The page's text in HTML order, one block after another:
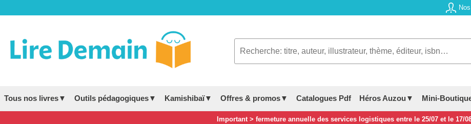
Tous nos livres▼ Outils pédagogiques▼ Kamishibaï▼ Offres & promos▼ Catalogues Pdf Héros Auzou▼ Mini-
Important > fermeture annuelle des services logistiques entre le 25/07 et le 17/